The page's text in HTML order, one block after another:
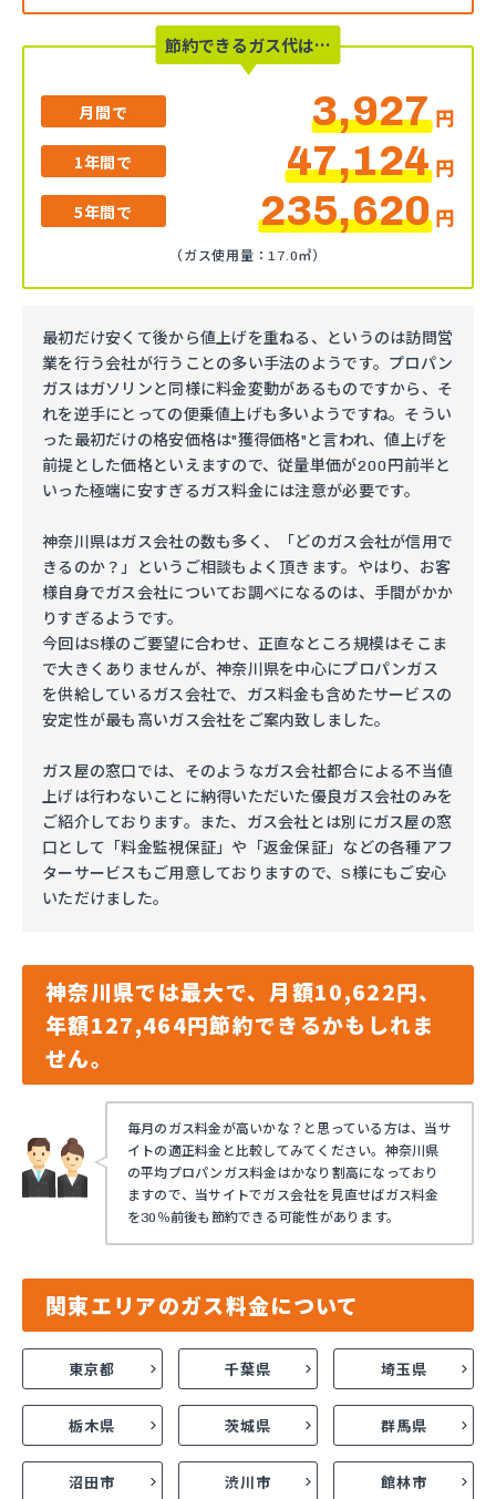
節約できるガス代は…
月間で 3,927円
1年間で 47,124円
5年間で 235,620円
（ガス使用量：17.0㎥）
最初だけ安くて後から値上げを重ねる、というのは訪問営
業を行う会社が行うことの多い手法のようです。プロパン
ガスはガソリンと同様に料金変動があるものですから、そ
れを逆手にとっての便乗値上げも多いようですね。そうい
った最初だけの格安価格は"獲得価格"と言われ、値上げを
前提とした価格といえますので、従量単価が200円前半と
いった極端に安すぎるガス料金には注意が必要です。
神奈川県はガス会社の数も多く、「どのガス会社が信用で
きるのか？」というご相談もよく頂きます。やはり、お客
様自身でガス会社についてお調べになるのは、手間がかか
りすぎるようです。
今回はS様のご要望に合わせ、正直なところ規模はそこま
で大きくありませんが、神奈川県を中心にプロパンガス
を供給しているガス会社で、ガス料金も含めたサービスの
安定性が最も高いガス会社をご案内致しました。
ガス屋の窓口では、そのようなガス会社都合による不当値
上げは行わないことに納得いただいた優良ガス会社のみを
ご紹介しております。また、ガス会社とは別にガス屋の窓
口として「料金監視保証」や「返金保証」などの各種アフ
ターサービスもご用意しておりますので、S様にもご安心
いただけました。
神奈川県では最大で、月額10,622円、
年額127,464円節約できるかもしれま
せん。
毎月のガス料金が高いかな？と思っている方は、当サ
イトの適正料金と比較してみてください。神奈川県
の平均プロパンガス料金はかなり割高になっており
ますので、当サイトでガス会社を見直せばガス料金
を30％前後も節約できる可能性があります。
関東エリアのガス料金について
東京都 千葉県 埼玉県
栃木県 茨城県 群馬県
沼田市 渋川市 館林市